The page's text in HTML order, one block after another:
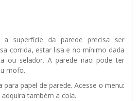
a superfície da parede precisa ser
corrida, estar lisa e no mínimo dada
ou selador. A parede não pode ter
mofo.
para papel de parede. Acesse o menu:
também a cola.